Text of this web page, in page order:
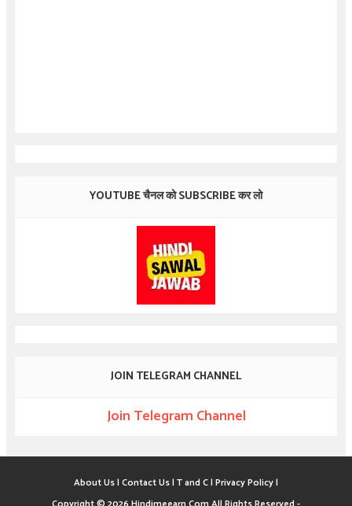
YOUTUBE चैनल को SUBSCRIBE कर लो
JOIN TELEGRAM CHANNEL
Join Telegram Channel
About Us | Contact Us | T and C | Privacy Policy |